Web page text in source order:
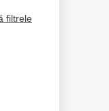
filtrele